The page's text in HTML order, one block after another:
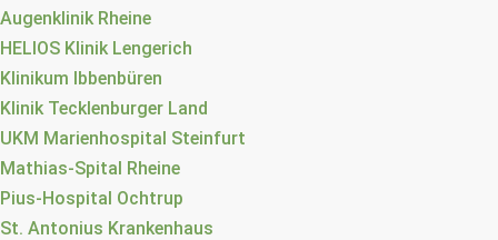
Augenklinik Rheine
HELIOS Klinik Lengerich
Klinikum Ibbenbüren
Klinik Tecklenburger Land
UKM Marienhospital Steinfurt
Mathias-Spital Rheine
Pius-Hospital Ochtrup
St. Antonius Krankenhaus